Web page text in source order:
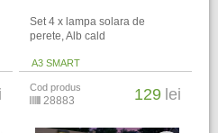
Set 4 x lampa solara de
perete, Alb cald
A3 SMART
Cod produs
28883 129 lei